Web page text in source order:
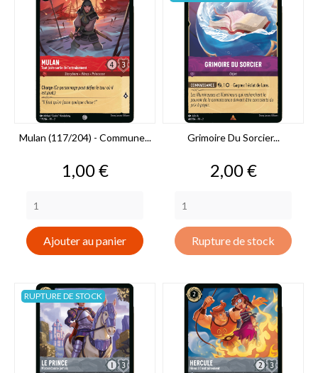
Mulan (117/204) - Commune...
Prix
1,00 €
Ajouter au panier
Grimoire Du Sorcier...
Prix
2,00 €
Rupture de stock
RUPTURE DE STOCK